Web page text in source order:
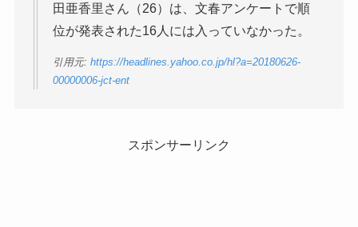
田亜香里さん（26）は、文春アンケートで順
位が発表された16人には入っていなかった。
引用元: https://headlines.yahoo.co.jp/hl?a=20180626-
00000006-jct-ent
スポンサーリンク